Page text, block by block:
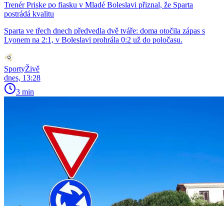
Trenér Priske po fiasku v Mladé Boleslavi přiznal, že Sparta
postrádá kvalitu
Sparta ve třech dnech předvedla dvě tváře: doma otočila zápas s
Lyonem na 2:1, v Boleslavi prohrála 0:2 už do poločasu.
SportyŽivě
dnes, 13:28
3 min